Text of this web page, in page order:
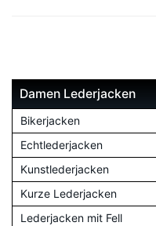
Damen Lederjacken
Bikerjacken
Echtlederjacken
Kunstlederjacken
Kurze Lederjacken
Lederjacken mit Fell